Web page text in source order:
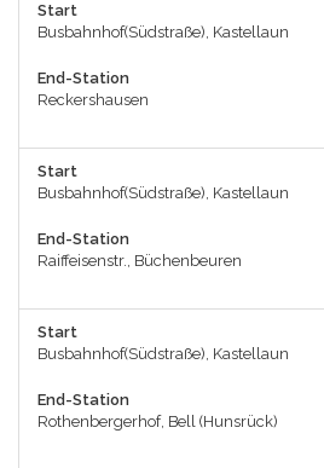
Start
Busbahnhof(Südstraße), Kastellaun
End-Station
Reckershausen
Start
Busbahnhof(Südstraße), Kastellaun
End-Station
Raiffeisenstr., Büchenbeuren
Start
Busbahnhof(Südstraße), Kastellaun
End-Station
Rothenbergerhof, Bell (Hunsrück)